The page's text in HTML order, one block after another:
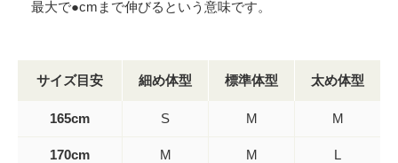
最大で●cmまで伸びるという意味です。
サイズ目安 細め体型 標準体型 太め体型
165cm S M M
170cm M M L